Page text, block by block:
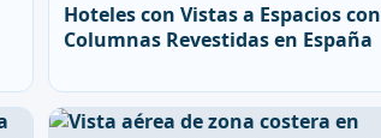
Hoteles con Vistas a Espacios con
Columnas Revestidas en España